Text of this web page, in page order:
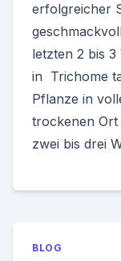
erfolgreicher
letzten 2 bis
in Trichome
Pflanze in
trockenen
zwei bis drei
BLOG